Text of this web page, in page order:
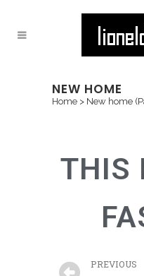
NEW HOME
Home > New home
THIS
PREVIOUS